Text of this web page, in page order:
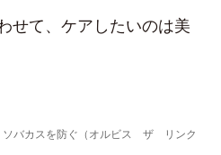
せて、ケアしたいのは美
ソバカスを防ぐ（オルビス ザ リンク